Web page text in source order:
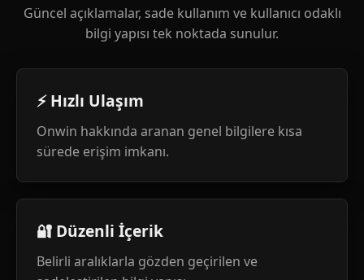
Güncel açıklamalar, sade kullanım ve kullanıcı odaklı
bilgi yapısı tek noktada sunulur.
⚡ Hızlı Ulaşım
Onwin hakkında aranan genel bilgilere kısa
sürede erişim imkanı.
🔐 Düzenli İçerik
Belirli aralıklarla gözden geçirilen ve